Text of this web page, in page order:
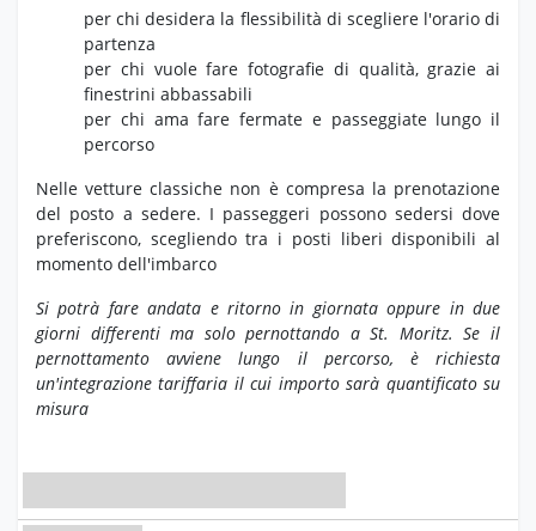
per chi desidera la flessibilità di scegliere l'orario di
partenza
per chi vuole fare fotografie di qualità, grazie ai
finestrini abbassabili
per chi ama fare fermate e passeggiate lungo il
percorso
Nelle vetture classiche non è compresa la prenotazione
del posto a sedere. I passeggeri possono sedersi dove
preferiscono, scegliendo tra i posti liberi disponibili al
momento dell'imbarco
Si potrà fare andata e ritorno in giornata oppure in due
giorni differenti ma solo pernottando a St. Moritz. Se il
pernottamento avviene lungo il percorso, è richiesta
un'integrazione tariffaria il cui importo sarà quantificato su
misura